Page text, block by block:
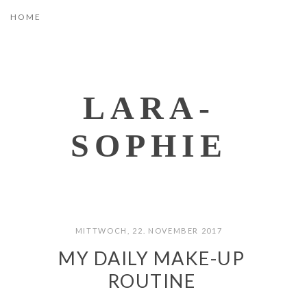
LARA-
SOPHIE
MITTWOCH, 22. NOVEMBER 2017
MY DAILY MAKE-UP
ROUTINE